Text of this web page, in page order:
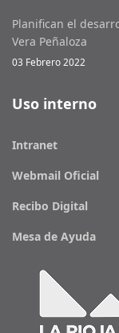
Planifican el
Vera Peñaloza
03 Febrero 2022
Uso interno
Intranet
Webmail Oficial
Recibo Digital
Mesa de Ayuda